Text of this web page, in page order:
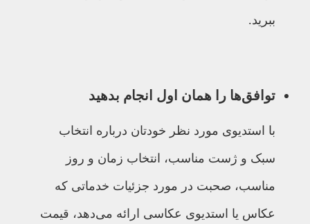
ببرید.
توافق‌ها را همان اول انجام بدهید
با استدیوی مورد نظر خودتان درباره انتخاب
سبک و ژست مناسب، انتخاب زمان و روز
مناسب، صحبت در مورد جزئیات خدماتی که
عکاس یا استدیوی عکاسی ارائه می‌دهد، قیمت